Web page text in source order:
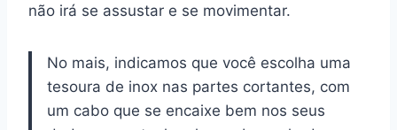
não irá se assustar e se movimentar.
No mais, indicamos que você escolha uma
tesoura de inox nas partes cortantes, com
um cabo que se encaixe bem nos seus